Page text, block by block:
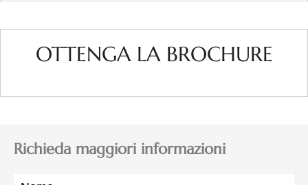
OTTENGA LA BROCHURE
Richieda maggiori informazioni